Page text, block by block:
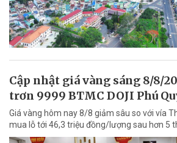
Cập nhật giá vàng sáng 8/8/
trơn 9999 BTMC DOJI Phú
Giá vàng hôm nay 8/8 giảm sâu so với vía
mua lỗ tới 46,3 triệu đồng/lượng sau hơn 5